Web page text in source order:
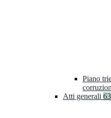
Piano
Atti generali 63